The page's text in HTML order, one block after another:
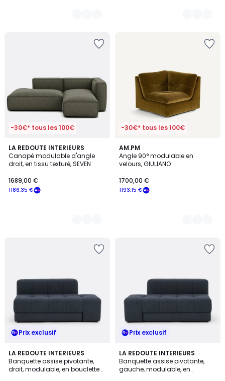
-30€* tous les 100€
LA REDOUTE INTERIEURS
Canapé modulable d'angle
droit, en tissu texturé, SEVEN
1186,35 €
1689,00 €
5
Couleurs
-30€* tous les 100€
AM.PM
Angle 90° modulable en
velours, GIULIANO
1193,15 €
1700,00 €
14
Couleurs
Prix exclusif
LA REDOUTE INTERIEURS
Banquette assise pivotante,
droit, modulable, en bouclette
3
Couleurs
Prix exclusif
LA REDOUTE INTERIEURS
Banquette assise pivotante,
gauche, modulable, en
3
Couleurs